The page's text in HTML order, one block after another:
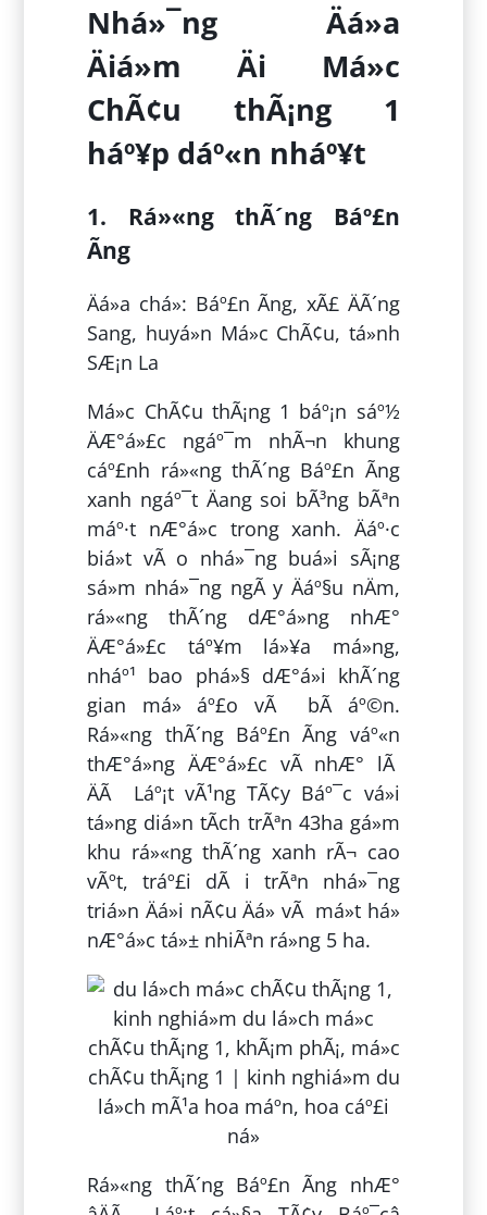
Nhá»¯ng Äá»a
Äiá»m Äi Má»c
ChÃ¢u thÃ¡ng 1
háº¥p dáº«n nháº¥t
1. Rá»«ng thÃ´ng Báº£n
Ãng
Äá»a chá»: Báº£n Ãng, xÃ£ ÄÃ´ng
Sang, huyá»n Má»c ChÃ¢u, tá»nh
SÆ¡n La
Má»c ChÃ¢u thÃ¡ng 1 báº¡n sáº½
ÄÆ°á»£c ngáº¯m nhÃ¬n khung
cáº£nh rá»«ng thÃ´ng Báº£n Ãng
xanh ngáº¯t Äang soi bÃ³ng bÃªn
máº·t nÆ°á»c trong xanh. Äáº·c
biá»t vÃ o nhá»¯ng buá»i sÃ¡ng
sá»m nhá»¯ng ngÃ y Äáº§u nÄm,
rá»«ng thÃ´ng dÆ°á»ng nhÆ°
ÄÆ°á»£c táº¥m lá»¥a má»ng,
nháº¹ bao phá»§ dÆ°á»i khÃ´ng
gian má» áº£o vÃ bÃ­ áº©n.
Rá»«ng thÃ´ng Báº£n Ãng váº«n
thÆ°á»ng ÄÆ°á»£c vÃ­ nhÆ° lÃ
ÄÃ Láº¡t vÃ¹ng TÃ¢y Báº¯c vá»i
tá»ng diá»n tÃ­ch trÃªn 43ha gá»m
khu rá»«ng thÃ´ng xanh rÃ¬ cao
vÃºt, tráº£i dÃ i trÃªn nhá»¯ng
triá»n Äá»i nÃ¢u Äá» vÃ má»t há»
nÆ°á»c tá»± nhiÃªn rá»ng 5 ha.
Rá»«ng thÃ´ng Báº£n Ãng nhÆ°